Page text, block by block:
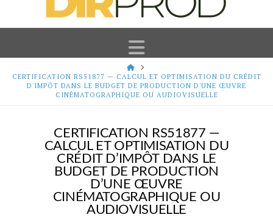
Navigation
HOME
CERTIFICATION RS51877 — CALCUL ET OPTIMISATION DU CRÉDIT
D'IMPÔT DANS LE BUDGET DE PRODUCTION D'UNE ŒUVRE
CINÉMATOGRAPHIQUE OU AUDIOVISUELLE
CERTIFICATION RS51877 —
CALCUL ET OPTIMISATION DU
CRÉDIT D’IMPÔT DANS LE
BUDGET DE PRODUCTION
D’UNE ŒUVRE
CINÉMATOGRAPHIQUE OU
AUDIOVISUELLE